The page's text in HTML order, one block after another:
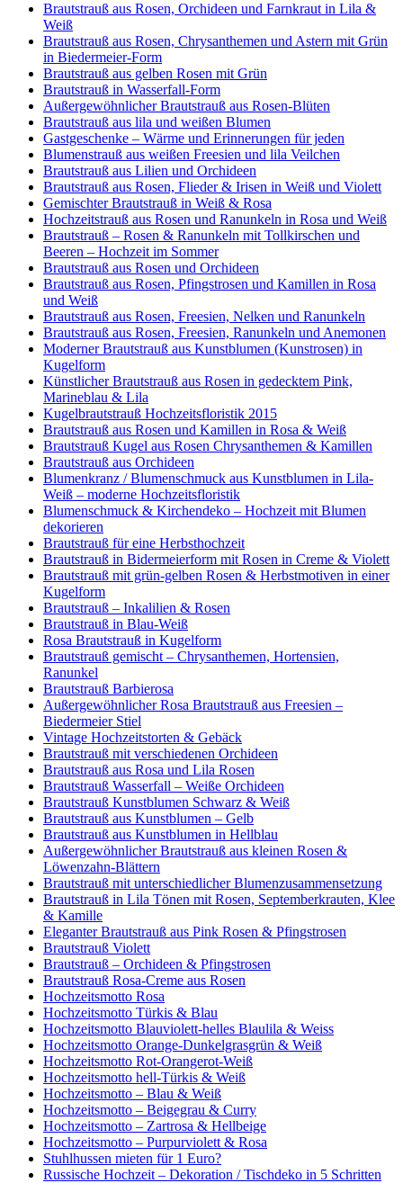
Brautstrauß aus Rosen, Orchideen und Farnkraut in Lila &
Weiß
Brautstrauß aus Rosen, Chrysanthemen und Astern mit Grün
in Biedermeier-Form
Brautstrauß aus gelben Rosen mit Grün
Brautstrauß in Wasserfall-Form
Außergewöhnlicher Brautstrauß aus Rosen-Blüten
Brautstrauß aus lila und weißen Blumen
Gastgeschenke – Wärme und Erinnerungen für jeden
Blumenstrauß aus weißen Freesien und lila Veilchen
Brautstrauß aus Lilien und Orchideen
Brautstrauß aus Rosen, Flieder & Irisen in Weiß und Violett
Gemischter Brautstrauß in Weiß & Rosa
Hochzeitstrauß aus Rosen und Ranunkeln in Rosa und Weiß
Brautstrauß – Rosen & Ranunkeln mit Tollkirschen und
Beeren – Hochzeit im Sommer
Brautstrauß aus Rosen und Orchideen
Brautstrauß aus Rosen, Pfingstrosen und Kamillen in Rosa
und Weiß
Brautstrauß aus Rosen, Freesien, Nelken und Ranunkeln
Brautstrauß aus Rosen, Freesien, Ranunkeln und Anemonen
Moderner Brautstrauß aus Kunstblumen (Kunstrosen) in
Kugelform
Künstlicher Brautstrauß aus Rosen in gedecktem Pink,
Marineblau & Lila
Kugelbrautstrauß Hochzeitsfloristik 2015
Brautstrauß aus Rosen und Kamillen in Rosa & Weiß
Brautstrauß Kugel aus Rosen Chrysanthemen & Kamillen
Brautstrauß aus Orchideen
Blumenkranz / Blumenschmuck aus Kunstblumen in Lila-
Weiß – moderne Hochzeitsfloristik
Blumenschmuck & Kirchendeko – Hochzeit mit Blumen
dekorieren
Brautstrauß für eine Herbsthochzeit
Brautstrauß in Bidermeierform mit Rosen in Creme & Violett
Brautstrauß mit grün-gelben Rosen & Herbstmotiven in einer
Kugelform
Brautstrauß – Inkalilien & Rosen
Brautstrauß in Blau-Weiß
Rosa Brautstrauß in Kugelform
Brautstrauß gemischt – Chrysanthemen, Hortensien,
Ranunkel
Brautstrauß Barbierosa
Außergewöhnlicher Rosa Brautstrauß aus Freesien –
Biedermeier Stiel
Vintage Hochzeitstorten & Gebäck
Brautstrauß mit verschiedenen Orchideen
Brautstrauß aus Rosa und Lila Rosen
Brautstrauß Wasserfall – Weiße Orchideen
Brautstrauß Kunstblumen Schwarz & Weiß
Brautstrauß aus Kunstblumen – Gelb
Brautstrauß aus Kunstblumen in Hellblau
Außergewöhnlicher Brautstrauß aus kleinen Rosen &
Löwenzahn-Blättern
Brautstrauß mit unterschiedlicher Blumenzusammensetzung
Brautstrauß in Lila Tönen mit Rosen, Septemberkrauten, Klee
& Kamille
Eleganter Brautstrauß aus Pink Rosen & Pfingstrosen
Brautstrauß Violett
Brautstrauß – Orchideen & Pfingstrosen
Brautstrauß Rosa-Creme aus Rosen
Hochzeitsmotto Rosa
Hochzeitsmotto Türkis & Blau
Hochzeitsmotto Blauviolett-helles Blaulila & Weiss
Hochzeitsmotto Orange-Dunkelgrasgrün & Weiß
Hochzeitsmotto Rot-Orangerot-Weiß
Hochzeitsmotto hell-Türkis & Weiß
Hochzeitsmotto – Blau & Weiß
Hochzeitsmotto – Beigegrau & Curry
Hochzeitsmotto – Zartrosa & Hellbeige
Hochzeitsmotto – Purpurviolett & Rosa
Stuhlhussen mieten für 1 Euro?
Russische Hochzeit – Dekoration / Tischdeko in 5 Schritten